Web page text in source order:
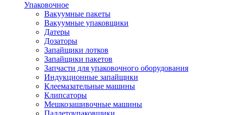
Упаковочное
Вакуумные пакеты
Вакуумные упаковщики
Датеры
Дозаторы
Запайщики лотков
Запайщики пакетов
Запчасти для упаковочного оборудования
Индукционные запайщики
Клеемазательные машины
Клипсаторы
Мешкозашивочные машины
Паллетоупаковщики